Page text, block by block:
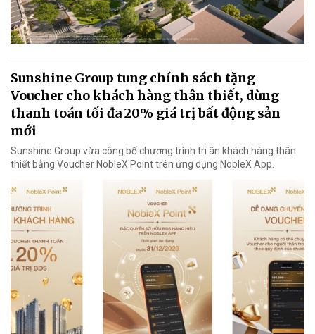
Sunshine Group tung chính sách tặng
Voucher cho khách hàng thân thiết, dùng
thanh toán tối đa 20% giá trị bất động sản
mới
Sunshine Group vừa công bố chương trình tri ân khách hàng thân
thiết bằng Voucher NobleX Point trên ứng dụng NobleX App.